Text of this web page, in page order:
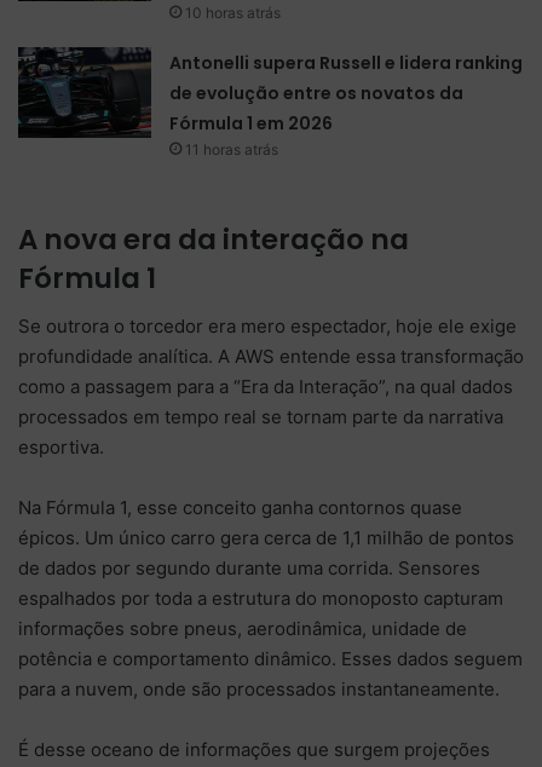
10 horas atrás
Antonelli supera Russell e lidera ranking
de evolução entre os novatos da
Fórmula 1 em 2026
11 horas atrás
A nova era da interação na
Fórmula 1
Se outrora o torcedor era mero espectador, hoje ele exige
profundidade analítica. A AWS entende essa transformação
como a passagem para a “Era da Interação”, na qual dados
processados em tempo real se tornam parte da narrativa
esportiva.
Na Fórmula 1, esse conceito ganha contornos quase
épicos. Um único carro gera cerca de 1,1 milhão de pontos
de dados por segundo durante uma corrida. Sensores
espalhados por toda a estrutura do monoposto capturam
informações sobre pneus, aerodinâmica, unidade de
potência e comportamento dinâmico. Esses dados seguem
para a nuvem, onde são processados instantaneamente.
É desse oceano de informações que surgem projeções